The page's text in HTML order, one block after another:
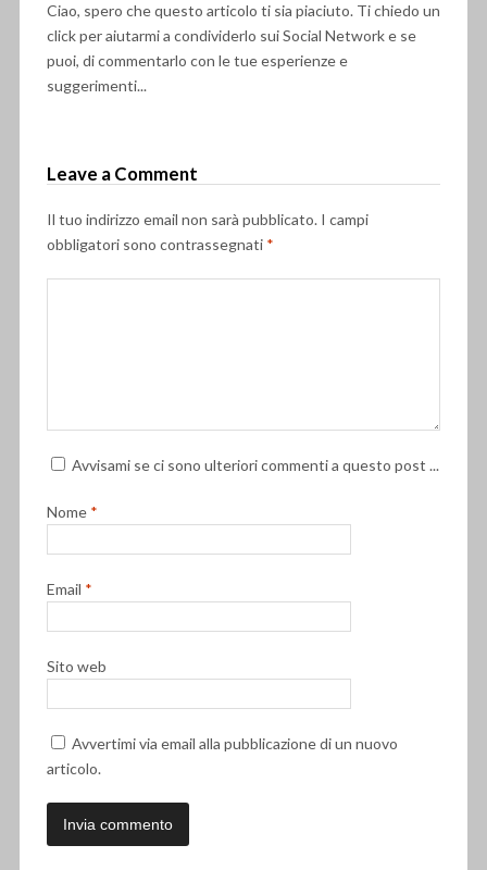
Ciao, spero che questo articolo ti sia piaciuto. Ti chiedo un
click per aiutarmi a condividerlo sui Social Network e se
puoi, di commentarlo con le tue esperienze e
suggerimenti...
Leave a Comment
Il tuo indirizzo email non sarà pubblicato. I campi
obbligatori sono contrassegnati *
Avvisami se ci sono ulteriori commenti a questo post ...
Nome *
Email *
Sito web
Avvertimi via email alla pubblicazione di un nuovo
articolo.